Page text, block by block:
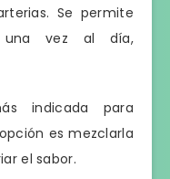
Se permite
una vez al día,
indicada para
es mezclarla
el sabor.